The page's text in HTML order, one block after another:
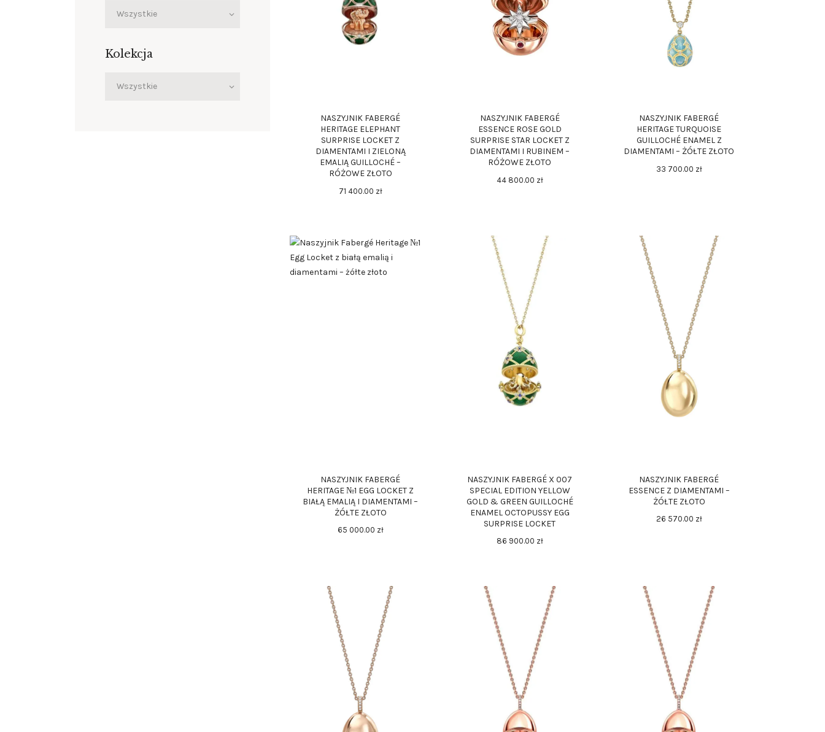
NASZYJNIK FABERGÉ
HERITAGE ELEPHANT
SURPRISE LOCKET Z
DIAMENTAMI I ZIELONĄ
EMALIĄ GUILLOCHÉ –
RÓŻOWE ZŁOTO
71 400.00 zł
NASZYJNIK FABERGÉ
ESSENCE ROSE GOLD
SURPRISE STAR LOCKET Z
DIAMENTAMI I RUBINEM –
RÓŻOWE ZŁOTO
44 800.00 zł
NASZYJNIK FABERGÉ
HERITAGE TURQUOISE
GUILLOCHÉ ENAMEL Z
DIAMENTAMI – ŻÓŁTE ZŁOTO
33 700.00 zł
NASZYJNIK FABERGÉ
HERITAGE №1 EGG LOCKET Z
BIAŁĄ EMALIĄ I DIAMENTAMI –
ŻÓŁTE ZŁOTO
65 000.00 zł
NASZYJNIK FABERGÉ X 007
SPECIAL EDITION YELLOW
GOLD & GREEN GUILLOCHÉ
ENAMEL OCTOPUSSY EGG
SURPRISE LOCKET
86 900.00 zł
NASZYJNIK FABERGÉ
ESSENCE Z DIAMENTAMI –
ŻÓŁTE ZŁOTO
26 570.00 zł
Kolekcja